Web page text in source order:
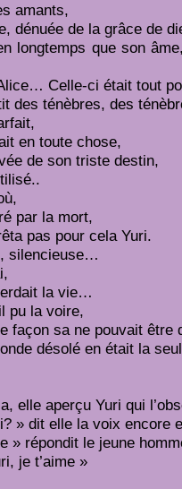
amants,
dénuée de la grâce de
longtemps que son
Celle-ci était tout
des ténèbres, des
en toute chose,
de son triste destin,
par la mort,
pas pour cela Yuri.
silencieuse…
la vie…
pu la voire,
façon sa ne pouvait être
désolé en était la
elle aperçu Yuri qui
» dit elle la voix encore
» répondit le jeune
je t’aime »